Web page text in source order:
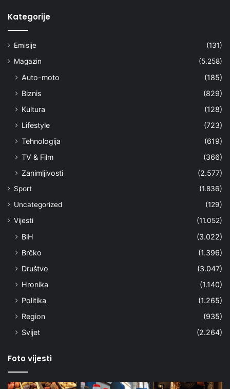
Kategorije
Emisije
(131)
Magazin
(5.258)
Auto-moto
(185)
Biznis
(829)
Kultura
(128)
Lifestyle
(723)
Tehnologija
(619)
TV & Film
(366)
Zanimljivosti
(2.577)
Sport
(1.836)
Uncategorized
(129)
Vijesti
(11.052)
BiH
(3.022)
Brčko
(1.396)
Društvo
(3.047)
Hronika
(1.140)
Politika
(1.265)
Region
(935)
Svijet
(2.264)
Foto vijesti